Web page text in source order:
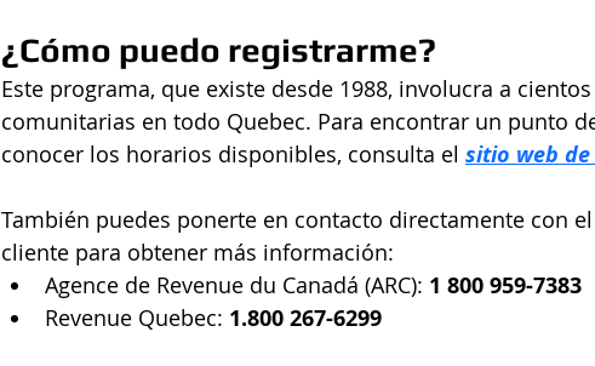
¿Cómo puedo registrarme?
Este programa, que existe desde 1988, involucra a
comunitarias en todo Quebec. Para encontrar un punto
conocer los horarios disponibles, consulta el sitio web de
También puedes ponerte en contacto directamente con
cliente para obtener más información:
Agence de Revenue du Canadá (ARC): 1 800 959-7383
Revenue Quebec: 1.800 267-6299